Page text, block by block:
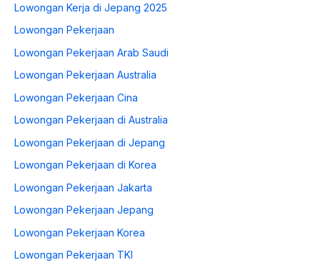
Lowongan Kerja di Jepang 2025
Lowongan Pekerjaan
Lowongan Pekerjaan Arab Saudi
Lowongan Pekerjaan Australia
Lowongan Pekerjaan Cina
Lowongan Pekerjaan di Australia
Lowongan Pekerjaan di Jepang
Lowongan Pekerjaan di Korea
Lowongan Pekerjaan Jakarta
Lowongan Pekerjaan Jepang
Lowongan Pekerjaan Korea
Lowongan Pekerjaan TKI